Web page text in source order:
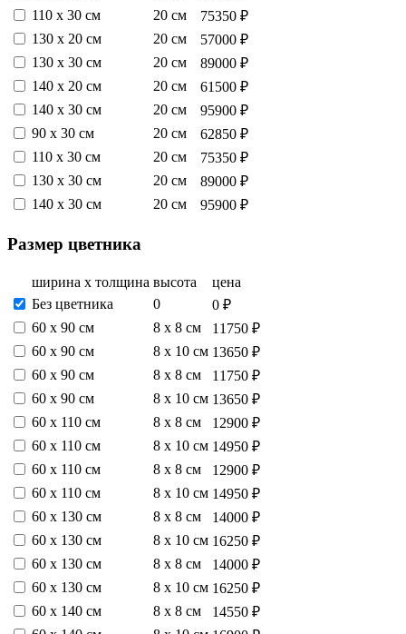
110 х 30 см
20 см
75350 ₽
130 х 20 см
20 см
57000 ₽
130 х 30 см
20 см
89000 ₽
140 х 20 см
20 см
61500 ₽
140 х 30 см
20 см
95900 ₽
90 х 30 см
20 см
62850 ₽
110 х 30 см
20 см
75350 ₽
130 х 30 см
20 см
89000 ₽
140 х 30 см
20 см 95900 ₽
Размер цветника
ширина х толщина высота
цена
Без цветника
0
0 ₽
60 х 90 см
8 х 8 см
11750 ₽
60 х 90 см
8 х 10 см 13650 ₽
60 х 90 см
8 х 8 см
11750 ₽
60 х 90 см
8 х 10 см 13650 ₽
60 х 110 см
8 х 8 см
12900 ₽
60 х 110 см
8 х 10 см 14950 ₽
60 х 110 см
8 х 8 см
12900 ₽
60 х 110 см
8 х 10 см 14950 ₽
60 х 130 см
8 х 8 см
14000 ₽
60 х 130 см
8 х 10 см 16250 ₽
60 х 130 см
8 х 8 см
14000 ₽
60 х 130 см
8 х 10 см 16250 ₽
60 х 140 см
8 х 8 см
14550 ₽